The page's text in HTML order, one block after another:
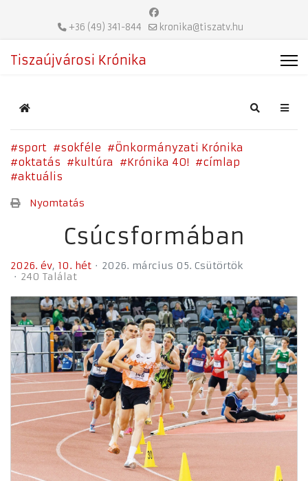
+36 (49) 341-844 kronika@tiszatv.hu
Tiszaújvárosi Krónika
Home Search
sport sokféle
Önkormányzati Krónika
oktatás
kultúra Krónika 40!
címlap
aktuális
Nyomtatás
Csúcsformában
2026. év 10. hét
2026. március 05. Csütörtök
240 Találat